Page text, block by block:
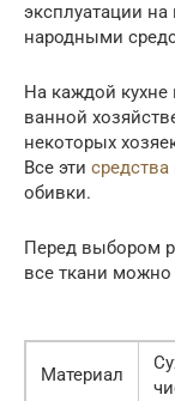
эксплуатации
народными
На каждой кухне
ванной
некоторых
Все эти
обивки.
Перед выбором
все ткани
Материал